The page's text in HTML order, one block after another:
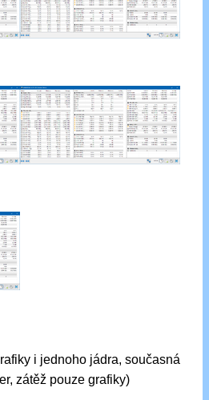
i jednoho jádra, současná
zátěž pouze grafiky)